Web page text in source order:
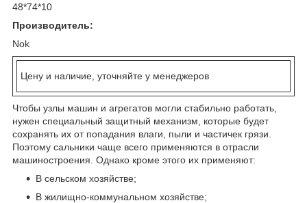
48*74*10
Производитель:
Nok
Цену и наличие, уточняйте у менеджеров
Чтобы узлы машин и агрегатов могли стабильно работать,
нужен специальный защитный механизм, которые будет
сохранять их от попадания влаги, пыли и частичек грязи.
Поэтому сальники чаще всего применяются в отрасли
машиностроения. Однако кроме этого их применяют:
В сельском хозяйстве;
В жилищно-коммунальном хозяйстве;